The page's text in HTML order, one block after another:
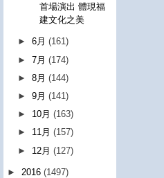
首場演出 體現福
建文化之美
►6月(161)
►7月(174)
►8月(144)
►9月(141)
► 10月(163)
► 11月(157)
► 12月(127)
► 2016 (1497)